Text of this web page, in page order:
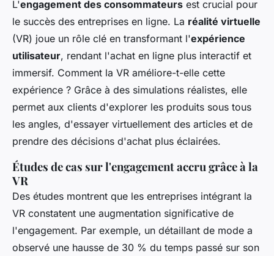
L'engagement des consommateurs est crucial pour
le succès des entreprises en ligne. La réalité virtuelle
(VR) joue un rôle clé en transformant l'expérience
utilisateur, rendant l'achat en ligne plus interactif et
immersif. Comment la VR améliore-t-elle cette
expérience ? Grâce à des simulations réalistes, elle
permet aux clients d'explorer les produits sous tous
les angles, d'essayer virtuellement des articles et de
prendre des décisions d'achat plus éclairées.
Études de cas sur l'engagement accru grâce à la
VR
Des études montrent que les entreprises intégrant la
VR constatent une augmentation significative de
l'engagement. Par exemple, un détaillant de mode a
observé une hausse de 30 % du temps passé sur son